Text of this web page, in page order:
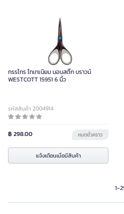
กรรไกร ไทเทเนียม นอนสติ๊ก บราวน์
WESTCOTT 15951 6 นิ้ว
รหัสสินค้า 2004914
฿ 298.00 หมดชั่วคราว
แจ้งเตือนเมื่อมีสินค้า
1-